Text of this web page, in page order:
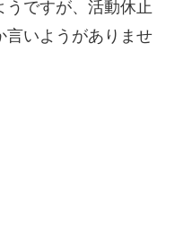
うですが、活動休止
言いようがありませ